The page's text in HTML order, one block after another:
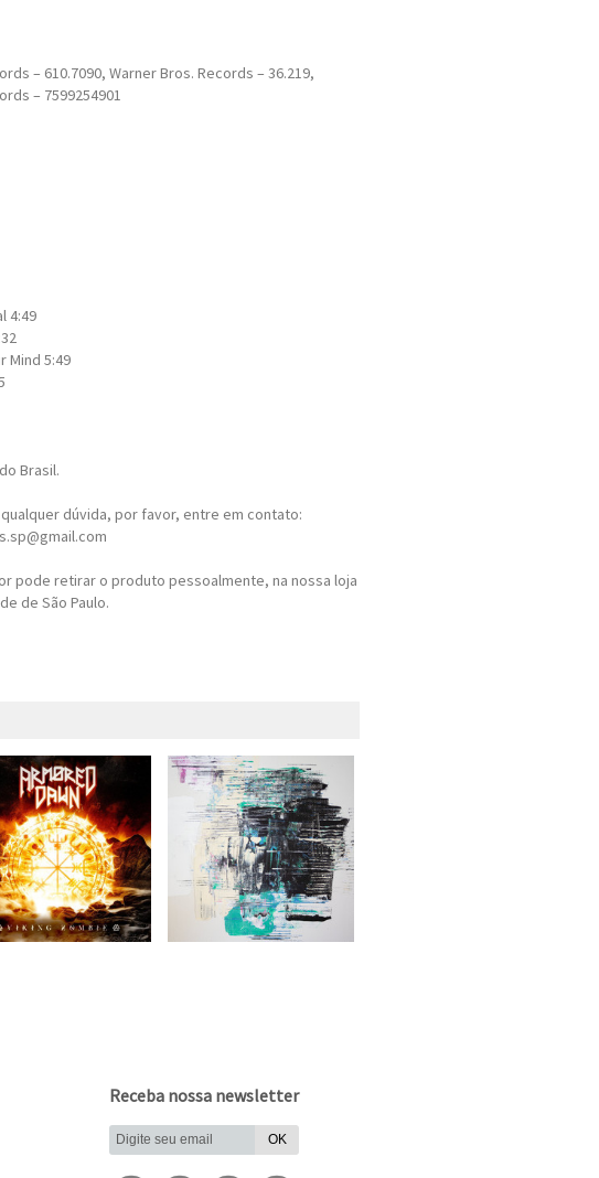
– 610.7090, Warner Bros. Records – 36.219,
– 7599254901
4:49
Mind 5:49
Brasil.
dúvida, por favor, entre em contato:
pode retirar o produto pessoalmente, na nossa loja
de São Paulo.
Receba nossa newsletter